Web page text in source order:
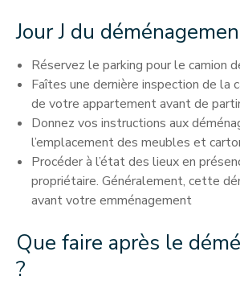
Jour J du
Réservez le parking pour le camion
Faîtes une dernière inspection de la
de votre appartement avant de
Donnez vos instructions aux
l’emplacement des meubles et
Procéder à l’état des lieux en
propriétaire. Généralement, cette
avant votre emménagement
Que faire après le
?